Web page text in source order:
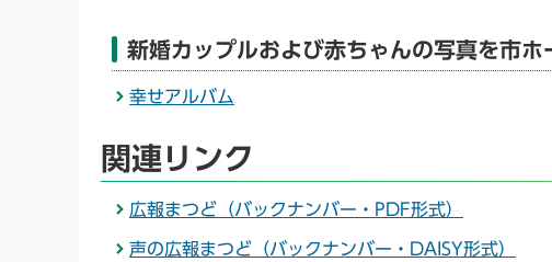
新婚カップルおよび赤ちゃんの写真を市
幸せアルバム
関連リンク
広報まつど（バックナンバー・PDF形式）
声の広報まつど（バックナンバー・DAISY形式）